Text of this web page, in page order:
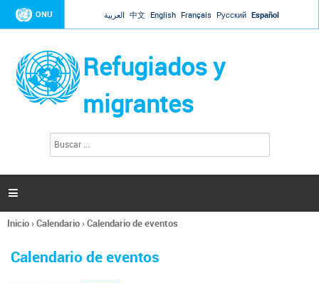
Jump to navigation
ONU العربية 中文 English Français Русский Español
Refugiados y
migrantes
l
s

Se
usted
Inicio›Calendario›Calendario de eventos
Calendario de eventos